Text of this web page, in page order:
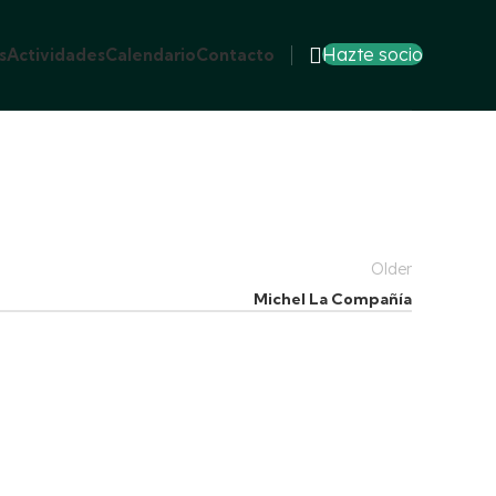
ActividadesCalendarioContacto Hazte socio
Older
Michel La Compañía